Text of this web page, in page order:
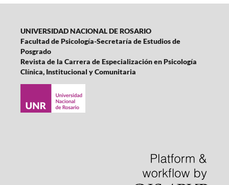
UNIVERSIDAD NACIONAL DE ROSARIO
Facultad de Psicología-Secretaría de Estudios de
Posgrado
Revista de la Carrera de Especialización en Psicología
Clínica, Institucional y Comunitaria